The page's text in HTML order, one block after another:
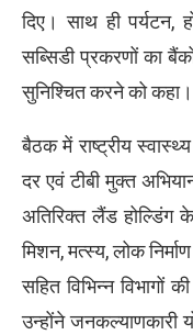
दिए। साथ ही
सब्सिडी प्रकरणों का
सुनिश्चित करने को कहा।
बैठक में राष्ट्रीय
दर एवं टीबी मुक्त
अतिरिक्त लैंड
मिशन, मत्स्य, लोक
सहित विभिन्न विभागों
उन्होंने जनकल्याणकारी